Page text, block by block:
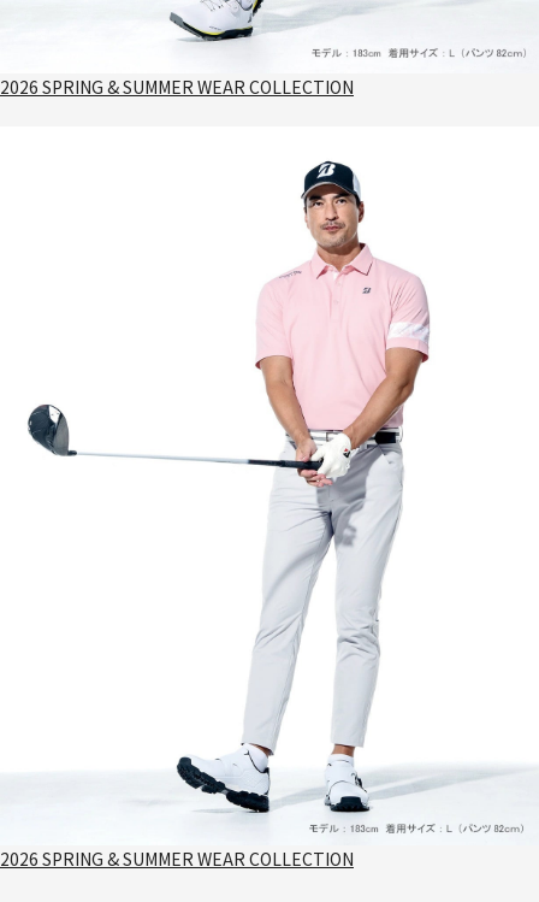
2026 SPRING & SUMMER WEAR COLLECTION
2026 SPRING & SUMMER WEAR COLLECTION